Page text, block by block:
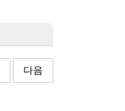
다음